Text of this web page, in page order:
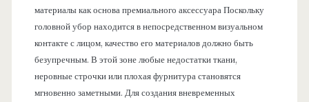
материалы как основа премиального аксессуара Поскольку
головной убор находится в непосредственном визуальном
контакте с лицом, качество его материалов должно быть
безупречным. В этой зоне любые недостатки ткани,
неровные строчки или плохая фурнитура становятся
мгновенно заметными. Для создания вневременных